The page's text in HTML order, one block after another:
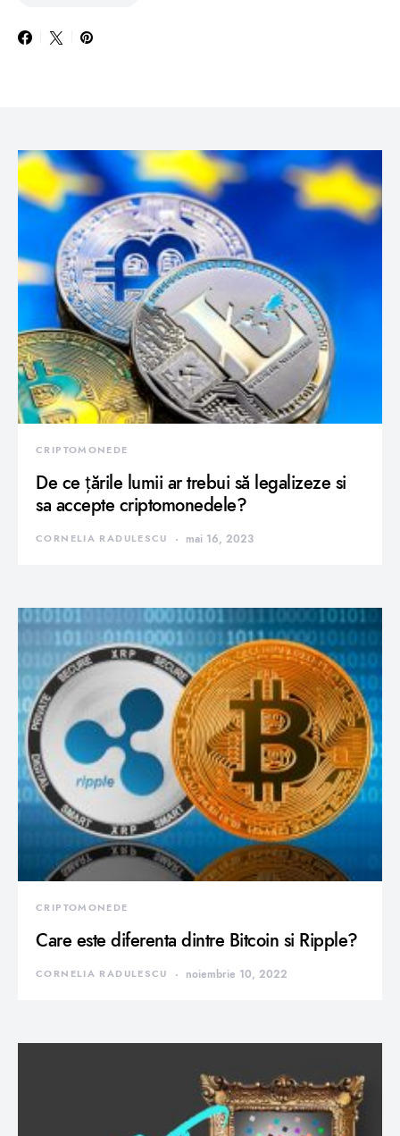
CRIPTOMONEDE
De ce țările lumii ar trebui să legalizeze si
sa accepte criptomonedele?
CORNELIA RADULESCU mai 16, 2023
CRIPTOMONEDE
Care este diferenta dintre Bitcoin si Ripple?
CORNELIA RADULESCU noiembrie 10, 2022